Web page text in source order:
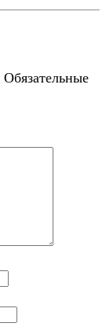
Обязательные